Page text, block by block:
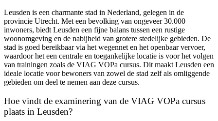
Leusden is een charmante stad in Nederland, gelegen in de
provincie Utrecht. Met een bevolking van ongeveer 30.000
inwoners, biedt Leusden een fijne balans tussen een rustige
woonomgeving en de nabijheid van grotere stedelijke gebieden. De
stad is goed bereikbaar via het wegennet en het openbaar vervoer,
waardoor het een centrale en toegankelijke locatie is voor het volgen
van trainingen zoals de VIAG VOPa cursus. Dit maakt Leusden een
ideale locatie voor bewoners van zowel de stad zelf als omliggende
gebieden om deel te nemen aan deze cursus.
Hoe vindt de examinering van de VIAG VOPa cursus
plaats in Leusden?